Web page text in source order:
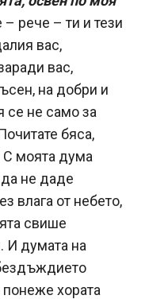
рече – ти и тези
вас,
вас,
на добри и
се не само за
бяса,
С моята дума
не даде
влага от небето,
свише
И думата на
хората